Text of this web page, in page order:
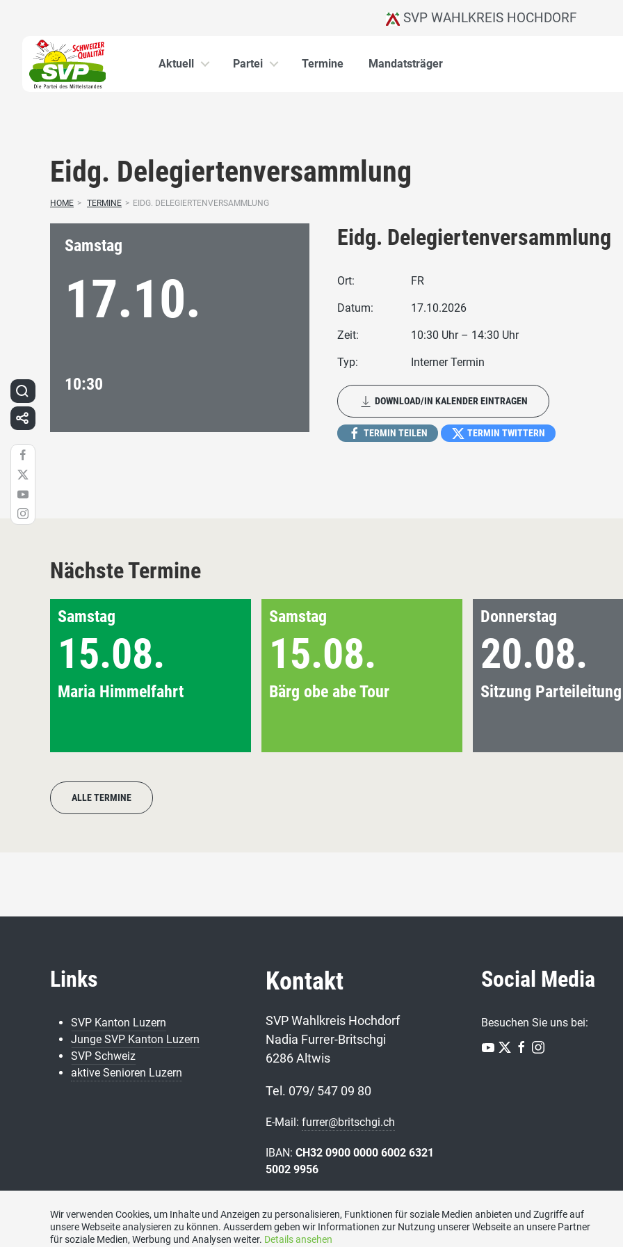
SVP WAHLKREIS HOCHDORF
Aktuell Partei Termine Mandatsträger
Eidg. Delegiertenversammlung
HOME > TERMINE > EIDG. DELEGIERTENVERSAMMLUNG
Samstag
17.10.
10:30
Eidg. Delegiertenversammlung
Ort: FR
Datum: 17.10.2026
Zeit: 10:30 Uhr – 14:30 Uhr
Typ: Interner Termin
DOWNLOAD/IN KALENDER EINTRAGEN
TERMIN TEILEN TERMIN TWITTERN
Nächste Termine
Samstag
15.08.
Maria Himmelfahrt
Samstag
15.08.
Bärg obe abe Tour
Donnerstag
20.08.
Sitzung Parteileitung
ALLE TERMINE
Links
SVP Kanton Luzern
Junge SVP Kanton Luzern
SVP Schweiz
aktive Senioren Luzern
Kontakt
SVP Wahlkreis Hochdorf
Nadia Furrer-Britschgi
6286 Altwis
Tel. 079/ 547 09 80
E-Mail: furrer@britschgi.ch
IBAN: CH32 0900 0000 6002 6321
5002 9956
Social Media
Besuchen Sie uns bei:
Wir verwenden Cookies, um Inhalte und Anzeigen zu personalisieren, Funktionen für soziale Medien anbieten und Zugriffe auf
unsere Webseite analysieren zu können. Ausserdem geben wir Informationen zur Nutzung unserer Webseite an unsere Partner
für soziale Medien, Werbung und Analysen weiter. Details ansehen